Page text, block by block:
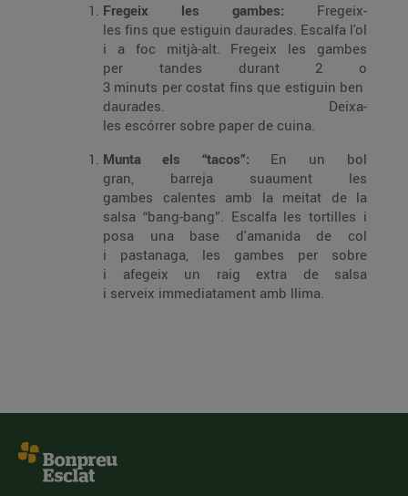
Fregeix les gambes: Fregeix-
les fins que estiguin daurades. Escalfa l'ol
i a foc mitjà-alt. Fregeix les gambes
per tandes durant 2 o
3 minuts per costat fins que estiguin ben
daurades. Deixa-
les escórrer sobre paper de cuina.
Munta els “tacos”: En un bol
gran, barreja suaument les
gambes calentes amb la meitat de la
salsa “bang-bang”. Escalfa les tortilles i
posa una base d'amanida de col
i pastanaga, les gambes per sobre
i afegeix un raig extra de salsa
i serveix immediatament amb llima.